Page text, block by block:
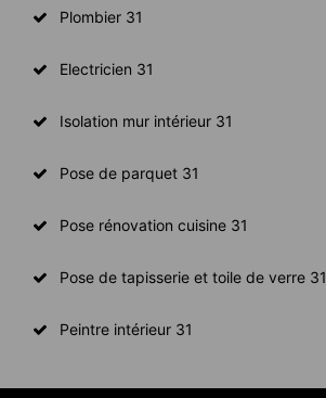
Plombier 31
Electricien 31
Isolation mur intérieur 31
Pose de parquet 31
Pose rénovation cuisine 31
Pose de tapisserie et toile de verre 31
Peintre intérieur 31